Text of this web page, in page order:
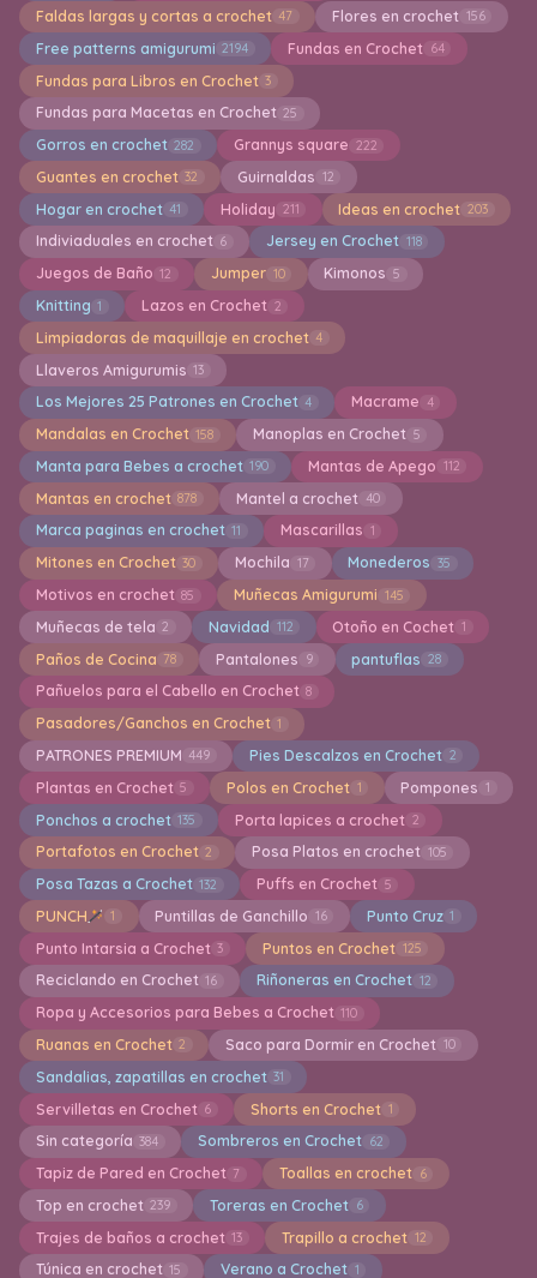
Faldas largas y cortas a crochet 47 Flores en crochet 156
Free patterns amigurumi 2194 Fundas en Crochet 64
Fundas para Libros en Crochet 3
Fundas para Macetas en Crochet 25
Gorros en crochet 282 Grannys square 222
Guantes en crochet 32 Guirnaldas 12
Hogar en crochet 41 Holiday 211 Ideas en crochet 203
Indiviaduales en crochet 6 Jersey en Crochet 118
Juegos de Baño 12 Jumper 10 Kimonos 5
Knitting 1 Lazos en Crochet 2
Limpiadoras de maquillaje en crochet 4
Llaveros Amigurumis 13
Los Mejores 25 Patrones en Crochet 4 Macrame 4
Mandalas en Crochet 158 Manoplas en Crochet 5
Manta para Bebes a crochet 190 Mantas de Apego 112
Mantas en crochet 878 Mantel a crochet 40
Marca paginas en crochet 11 Mascarillas 1
Mitones en Crochet 30 Mochila 17 Monederos 35
Motivos en crochet 85 Muñecas Amigurumi 145
Muñecas de tela 2 Navidad 112 Otoño en Cochet 1
Paños de Cocina 78 Pantalones 9 pantuflas 28
Pañuelos para el Cabello en Crochet 8
Pasadores/Ganchos en Crochet 1
PATRONES PREMIUM 449 Pies Descalzos en Crochet 2
Plantas en Crochet 5 Polos en Crochet 1 Pompones 1
Ponchos a crochet 135 Porta lapices a crochet 2
Portafotos en Crochet 2 Posa Platos en crochet 105
Posa Tazas a Crochet 132 Puffs en Crochet 5
PUNCH 1 Puntillas de Ganchillo 16 Punto Cruz 1
Punto Intarsia a Crochet 3 Puntos en Crochet 125
Reciclando en Crochet 16 Riñoneras en Crochet 12
Ropa y Accesorios para Bebes a Crochet 110
Ruanas en Crochet 2 Saco para Dormir en Crochet 10
Sandalias, zapatillas en crochet 31
Servilletas en Crochet 6 Shorts en Crochet 1
Sin categoría 384 Sombreros en Crochet 62
Tapiz de Pared en Crochet 7 Toallas en crochet 6
Top en crochet 239 Toreras en Crochet 6
Trajes de baños a crochet 13 Trapillo a crochet 12
Túnica en crochet 15 Verano a Crochet 1